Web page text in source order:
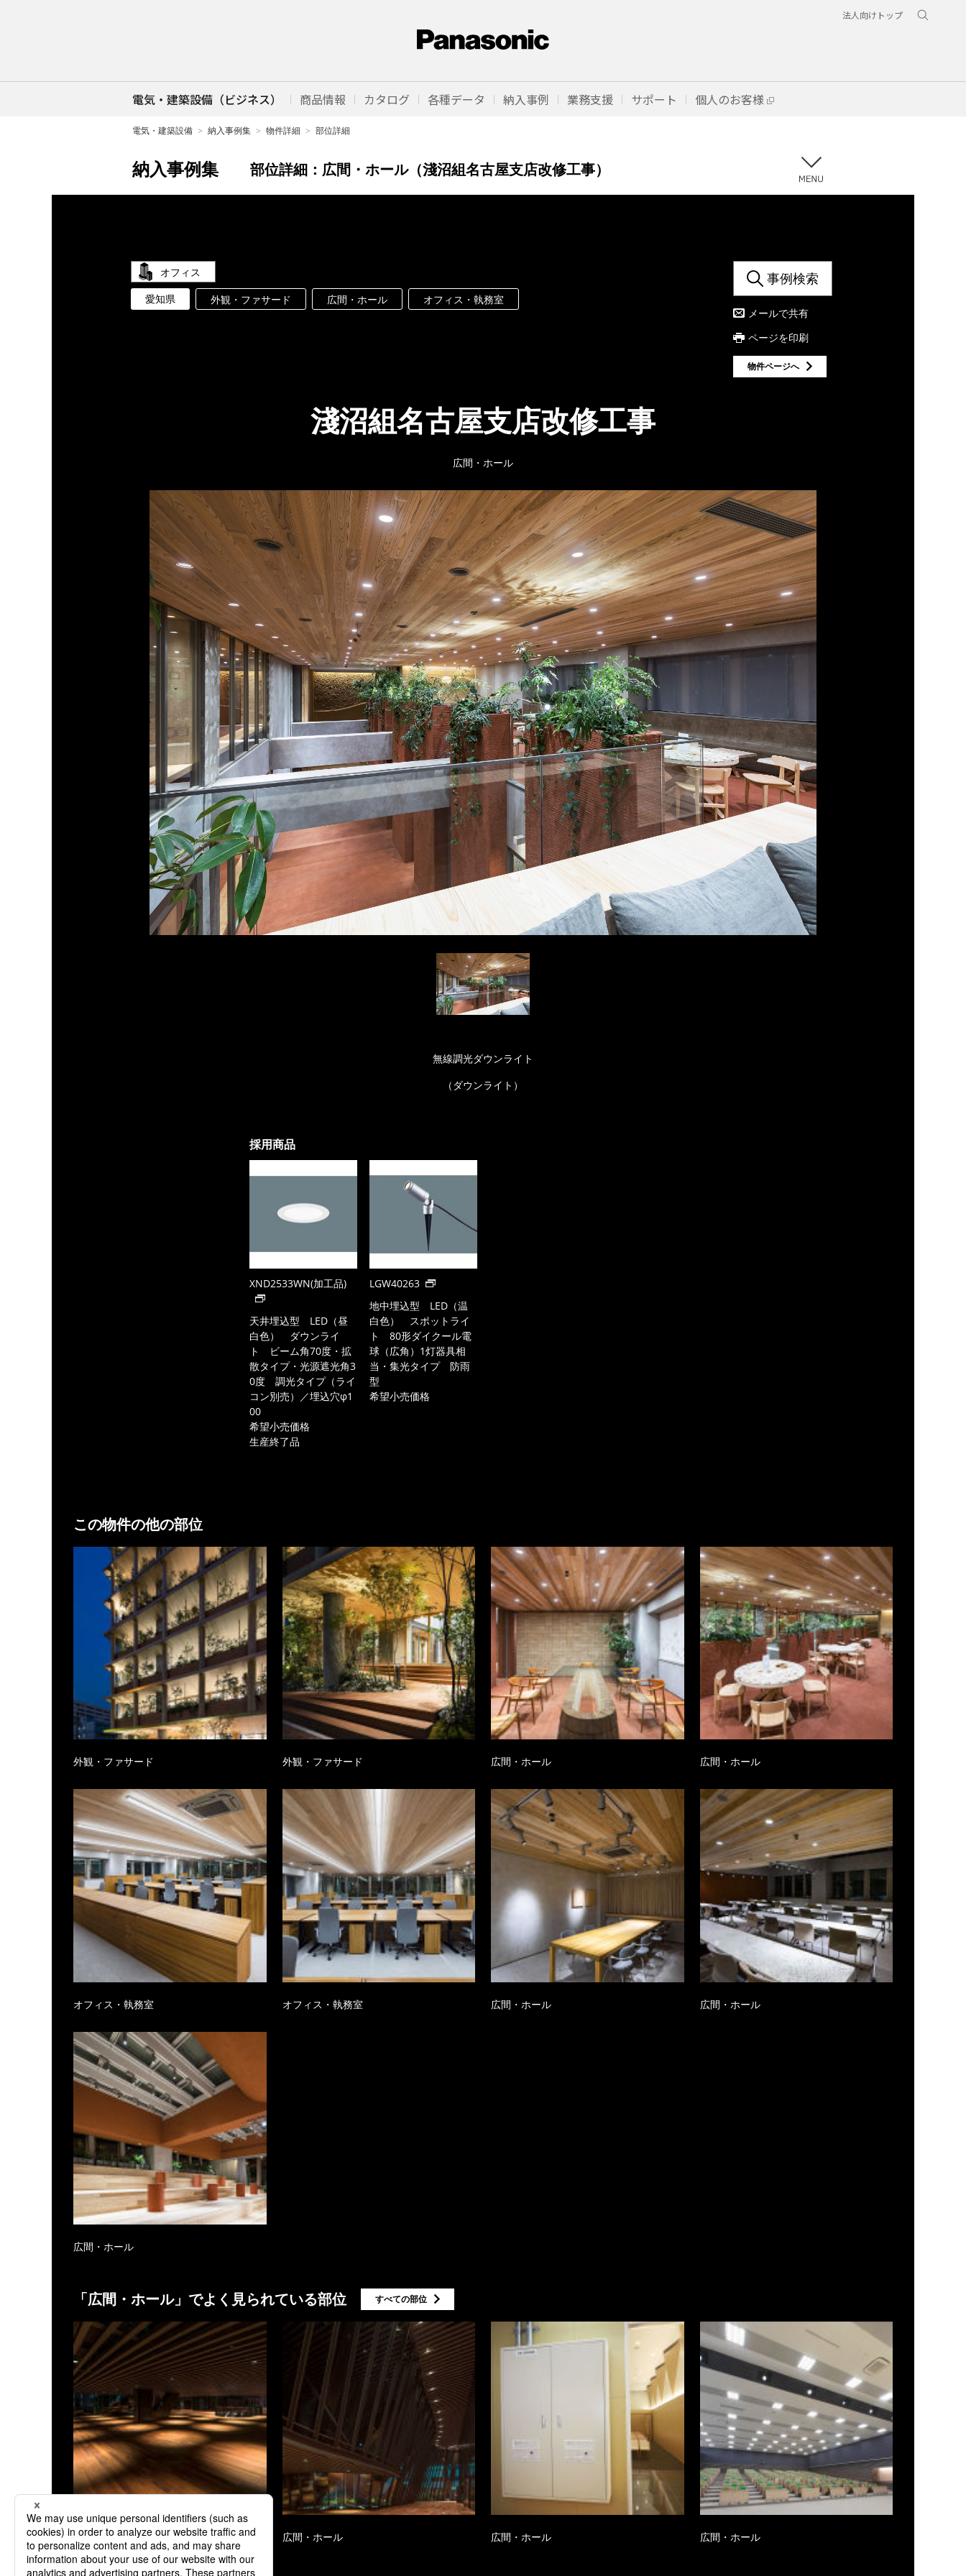
法人向けトップ
電気・建築設備（ビジネス） 商品情報 カタログ 各種データ 納入事例 業務支援 サポート 個人のお客様
電気・建築設備 納入事例集 物件詳細 部位詳細
納入事例集 部位詳細： 広間・ホール（淺沼組名古屋支店改修工事）
事例検索
メールで共有
ページを印刷
物件ページへ
オフィス
愛知県
外観・ファサード 広間・ホール オフィス・執務室
淺沼組名古屋支店改修工事
広間・ホール
無線調光ダウンライト
（ダウンライト）
採用商品
XND2533WN(加工品)
天井埋込型 LED（昼
白色） ダウンライ
ト ビーム角70度・拡
散タイプ・光源遮光角3
0度 調光タイプ（ライ
コン別売）／埋込穴φ1
00
希望小売価格
生産終了品
LGW40263
地中埋込型 LED（温
白色） スポットライ
ト 80形ダイクール電
球（広角）1灯器具相
当・集光タイプ 防雨
型
希望小売価格
この物件の他の部位
外観・ファサード 外観・ファサード 広間・ホール 広間・ホール
オフィス・執務室 オフィス・執務室 広間・ホール 広間・ホール
広間・ホール
「広間・ホール」でよく見られている部位
広間・ホール 広間・ホール 広間・ホール 広間・ホール
すべての部位